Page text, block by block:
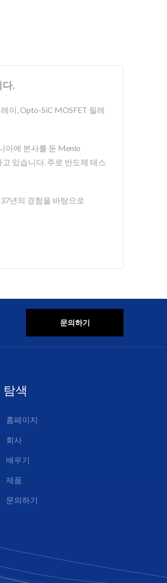
.
이, Opto-SiC MOSFET 릴레
아에 본사를 둔 Menlo
있습니다. 주로 반도체 테스
년의 경험을 바탕으로
문의하기
탐색
홈페이지
회사
배우기
제품
문의하기